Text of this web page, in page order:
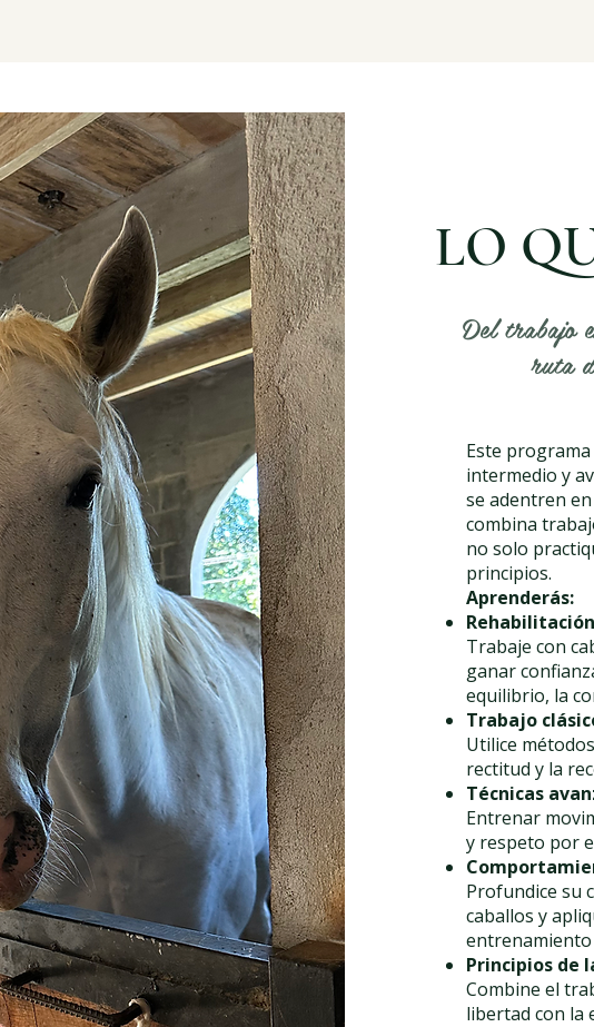
LO
Del trabajo
ruta
Este
intermedio y
se adentren
combina
no solo
principios.
Aprenderás:
Trabaje con
ganar
equilibrio, la
Trabajo
Utilice
rectitud y la
Técnicas
Entrenar
y respeto por
Profundice su
caballos y
entrenamiento
Principios de
Combine el
libertad con la